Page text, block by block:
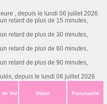
, depuis le lundi 06 juillet 2026
retard de plus de 15 minutes,
retard de plus de 30 minutes,
retard de plus de 60 minutes,
retard de plus de 90 minutes,
depuis le lundi 06 juillet 2026
de Vol Statut Ponctualité